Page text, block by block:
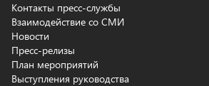
Контакты пресс-службы
Взаимодействие со СМИ
Новости
Пресс-релизы
План мероприятий
Выступления руководства